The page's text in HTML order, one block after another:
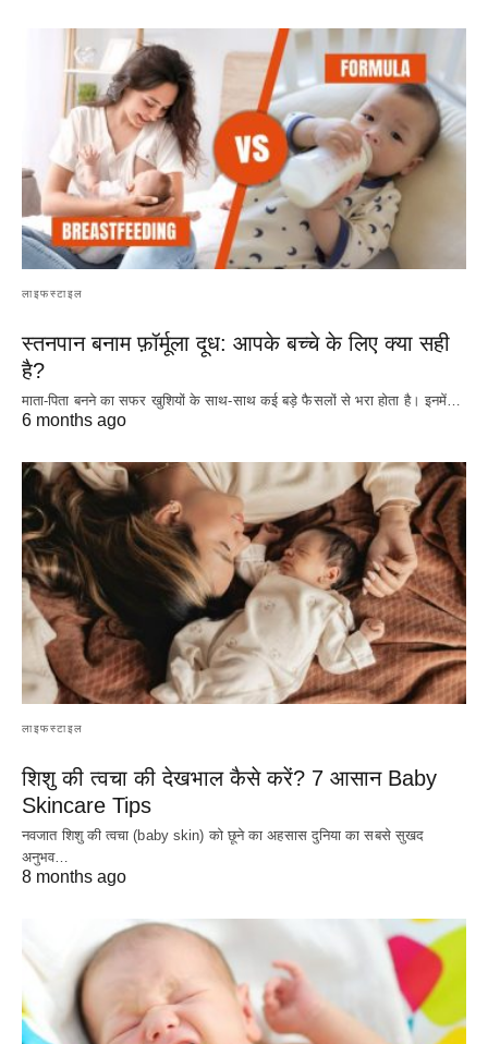
लाइफस्टाइल
स्तनपान बनाम फ़ॉर्मूला दूध: आपके बच्चे के लिए क्या सही
है?
माता-पिता बनने का सफर खुशियों के साथ-साथ कई बड़े फैसलों से भरा होता है। इनमें…
6 months ago
लाइफस्टाइल
शिशु की त्वचा की देखभाल कैसे करें? 7 आसान Baby
Skincare Tips
नवजात शिशु की त्वचा (baby skin) को छूने का अहसास दुनिया का सबसे सुखद
अनुभव…
8 months ago